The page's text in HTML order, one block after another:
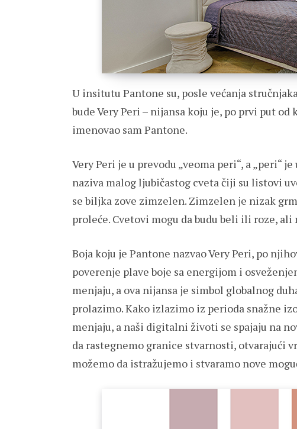
U insitutu Pantone su, posle većanja
bude Very Peri – nijansa koju je, po prvi put od
imenovao sam Pantone.
Very Peri je u prevodu „veoma peri“, a „peri“
naziva malog ljubičastog cveta čiji su listovi
se biljka zove zimzelen. Zimzelen je nizak
proleće. Cvetovi mogu da budu beli ili roze, ali
Boja koju je Pantone nazvao Very Peri, po
poverenje plave boje sa energijom i
menjaju, a ova nijansa je simbol globalnog
prolazimo. Kako izlazimo iz perioda snažne
menjaju, a naši digitalni životi se spajaju na
da rastegnemo granice stvarnosti, otvarajući
možemo da istražujemo i stvaramo nove